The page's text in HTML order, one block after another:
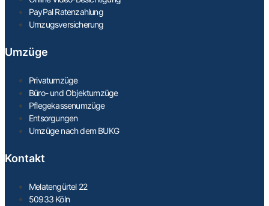
PayPal Ratenzahlung
Umzugsversicherung
Umzüge
Privatumzüge
Büro- und Objektumzüge
Pflegekassenumzüge
Entsorgungen
Umzüge nach dem BUKG
Kontakt
Melatengürtel 22
50933 Köln